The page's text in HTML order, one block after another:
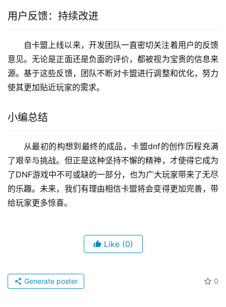
用户反馈：持续改进
自卡盟上线以来，开发团队一直密切关注着用户的反馈
意见。无论是正面还是负面的评价，都被视为宝贵的信息来
源。基于这些反馈，团队不断对卡盟进行调整和优化，努力
使其更加贴近玩家的需求。
小编总结
从最初的构想到最终的成品，卡盟dnf的创作历程充满
了艰辛与挑战。但正是这种坚持不懈的精神，才使得它成为
了DNF游戏中不可或缺的一部分，也为广大玩家带来了无尽
的乐趣。未来，我们有理由相信卡盟将会变得更加完善，带
给玩家更多惊喜。
Like (0)
0
Generate poster